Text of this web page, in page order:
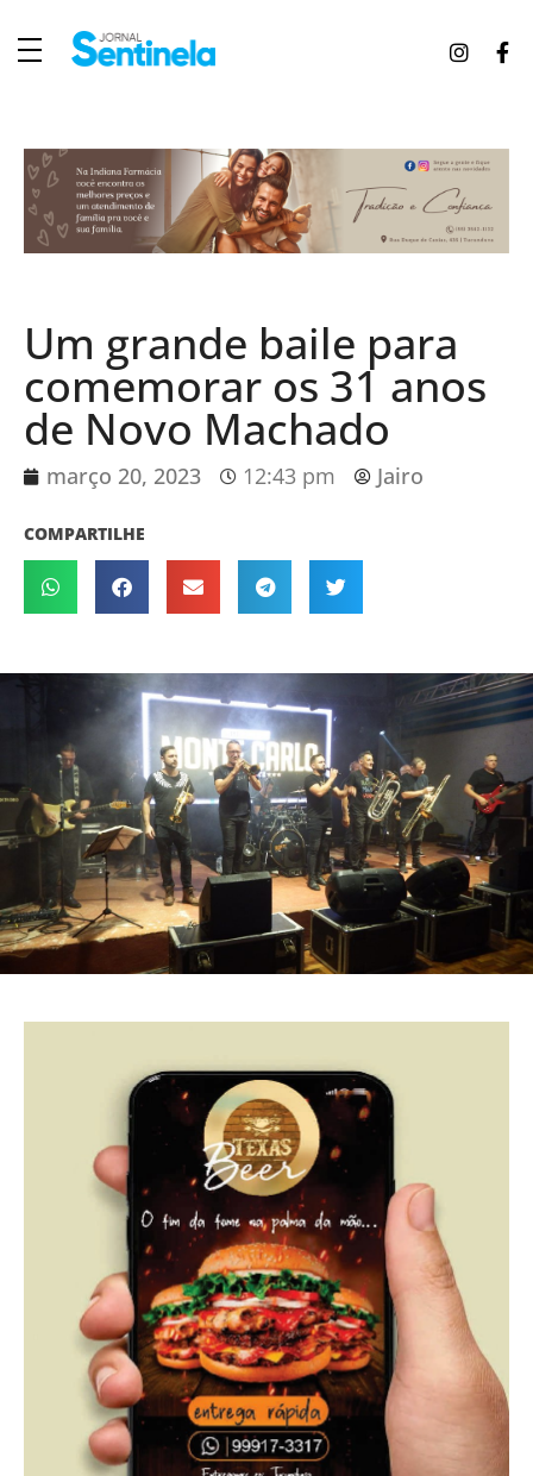
Um grande baile para
comemorar os 31 anos
de Novo Machado
março 20, 2023 12:43 pm Jairo
COMPARTILHE